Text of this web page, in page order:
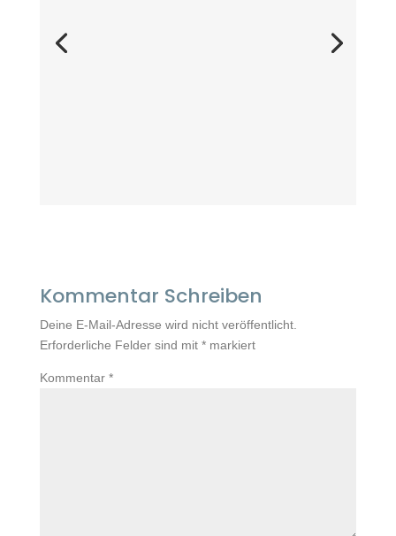
Kommentar Schreiben
Deine E-Mail-Adresse wird nicht veröffentlicht.
Erforderliche Felder sind mit *markiert
Kommentar *